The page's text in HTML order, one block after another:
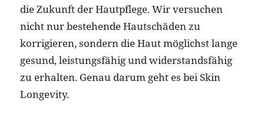
die Zukunft der Hautpflege. Wir versuchen
nicht nur bestehende Hautschäden zu
korrigieren, sondern die Haut möglichst lange
gesund, leistungsfähig und widerstandsfähig
zu erhalten. Genau darum geht es bei Skin
Longevity.